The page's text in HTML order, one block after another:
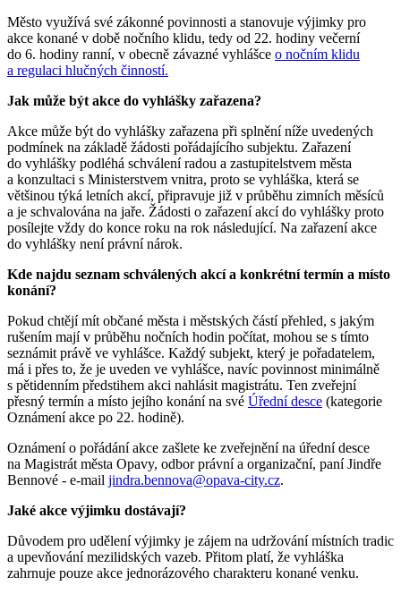
Město využívá své zákonné povinnosti a stanovuje výjimky pro
akce konané v době nočního klidu, tedy od 22. hodiny večerní
do 6. hodiny ranní, v obecně závazné vyhlášce o nočním klidu
a regulaci hlučných činností.
Jak může být akce do vyhlášky zařazena?
Akce může být do vyhlášky zařazena při splnění níže uvedených
podmínek na základě žádosti pořádajícího subjektu. Zařazení
do vyhlášky podléhá schválení radou a zastupitelstvem města
a konzultaci s Ministerstvem vnitra, proto se vyhláška, která se
většinou týká letních akcí, připravuje již v průběhu zimních měsíců
a je schvalována na jaře. Žádosti o zařazení akcí do vyhlášky proto
posílejte vždy do konce roku na rok následující. Na zařazení akce
do vyhlášky není právní nárok.
Kde najdu seznam schválených akcí a konkrétní termín a místo
konání?
Pokud chtějí mít občané města i městských částí přehled, s jakým
rušením mají v průběhu nočních hodin počítat, mohou se s tímto
seznámit právě ve vyhlášce. Každý subjekt, který je pořadatelem,
má i přes to, že je uveden ve vyhlášce, navíc povinnost minimálně
s pětidenním předstihem akci nahlásit magistrátu. Ten zveřejní
přesný termín a místo jejího konání na své Úřední desce (kategorie
Oznámení akce po 22. hodině).
Oznámení o pořádání akce zašlete ke zveřejnění na úřední desce
na Magistrát města Opavy, odbor právní a organizační, paní Jindře
Bennové - e-mail jindra.bennova@opava-city.cz.
Jaké akce výjimku dostávají?
Důvodem pro udělení výjimky je zájem na udržování místních tradic
a upevňování mezilidských vazeb. Přitom platí, že vyhláška
zahrnuje pouze akce jednorázového charakteru konané venku.